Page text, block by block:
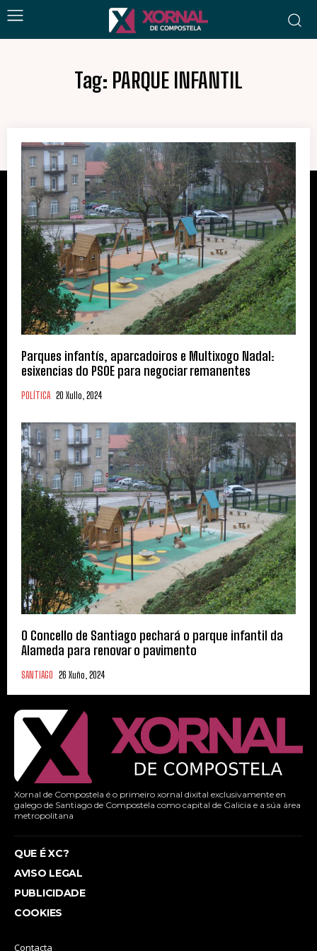
Tag: PARQUE INFANTIL
Parques infantís, aparcadoiros e Multixogo Nadal:
esixencias do PSOE para negociar remanentes
POLÍTICA 20 Xullo, 2024
O Concello de Santiago pechará o parque infantil da
Alameda para renovar o pavimento
SANTIAGO 26 Xuño, 2024
Xornal de Compostela é o primeiro xornal dixital exclusivamente en
galego de Santiago de Compostela como capital de Galicia e a súa área
metropolitana
QUE É XC?
AVISO LEGAL
PUBLICIDADE
COOKIES
Contacta